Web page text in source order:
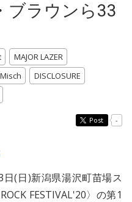
ブラウンら33
MAJOR LAZER
DISCLOSURE
Post -
(日)新潟県湯沢町苗場ス
FESTIVAL'20〉の第1